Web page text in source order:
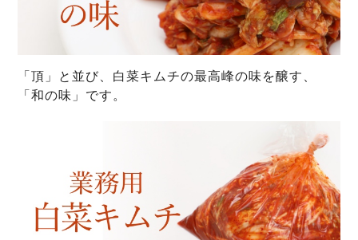
「頂」と並び、白菜キムチの最高峰の味を醸す、
「和の味」です。